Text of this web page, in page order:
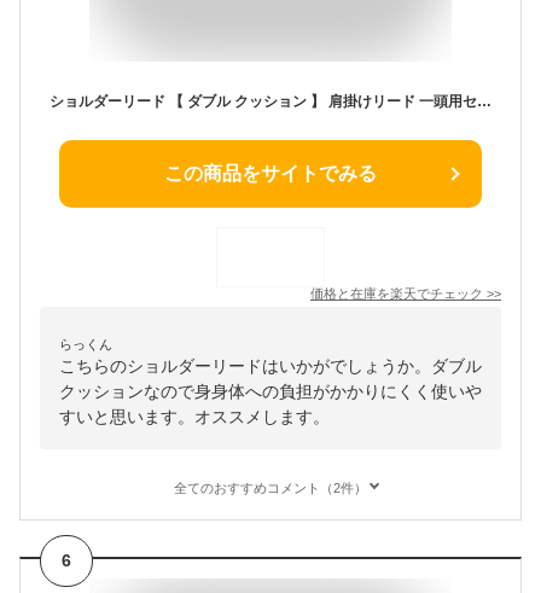
ショルダーリード 【 ダブル クッション 】 肩掛けリード 一頭用セット デニム ＆ ツイル 鉄砲ナスカン レバーナスカン 【 超小型犬 SS 小型犬 S 中型犬 M 】送料無料 【ダブルナスカン ダブルリード 長さ延長 サイドグリップ ダブルグリップ オプション 】
この商品をサイトでみる
価格と在庫を楽天でチェック >>
らっくん
こちらのショルダーリードはいかがでしょうか。ダブル
クッションなので身身体への負担がかかりにくく使いや
すいと思います。オススメします。
全てのおすすめコメント（2件）
6